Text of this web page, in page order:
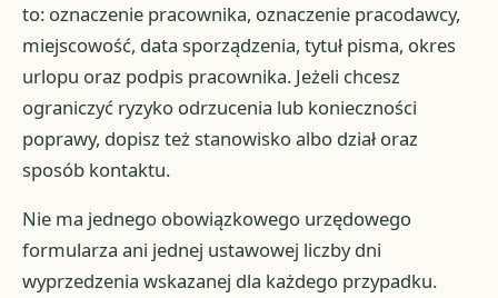
to: oznaczenie pracownika, oznaczenie pracodawcy,
miejscowość, data sporządzenia, tytuł pisma, okres
urlopu oraz podpis pracownika. Jeżeli chcesz
ograniczyć ryzyko odrzucenia lub konieczności
poprawy, dopisz też stanowisko albo dział oraz
sposób kontaktu.
Nie ma jednego obowiązkowego urzędowego
formularza ani jednej ustawowej liczby dni
wyprzedzenia wskazanej dla każdego przypadku.